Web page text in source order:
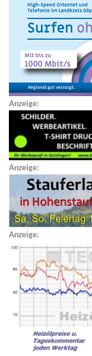
Anzeige:
Anzeige:
Anzeige: